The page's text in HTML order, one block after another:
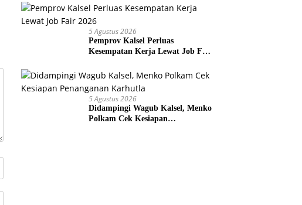
5 Agustus 2026
Pemprov Kalsel Perluas
Kesempatan Kerja Lewat Job Fair
5 Agustus 2026
Didampingi Wagub Kalsel, Menko
Polkam Cek Kesiapan